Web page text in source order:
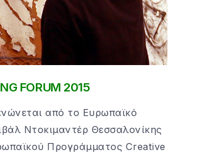
FORUM 2015
από το Ευρωπαϊκό
Ντοκιμαντέρ Θεσσαλονίκης
Προγράμματος Creative